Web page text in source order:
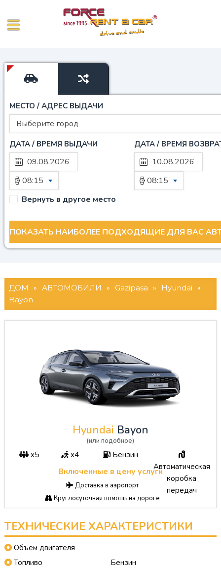
МЕСТО / АДРЕС ВЫДАЧИ
Выберите город
ДАТА / ВРЕМЯ ВЫДАЧИ
08:15
ДАТА / ВРЕМЯ
08:15
Вернуть в другое место
ДОМ » АВТОМОБИЛИ » Gazipasa » Hyundai »
Bayon
Hyundai Bayon
(или подобное)
x5 x4
Бензин
Автоматическая
коробка
передач
Включенные в цену услуги
Доставка в аэропорт
Круглосуточная помощь на дороге
ТЕХНИЧЕСКИЕ ХАРАКТЕРИСТИКИ
Объем двигателя
Топливо
Бензин